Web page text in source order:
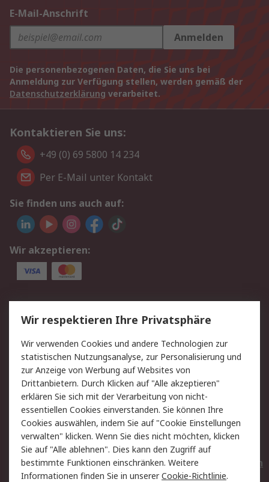
E-Mail-Anschrift
Anmelden
Die personenbezogenen Daten, die Sie uns bei
Anmeldung zur Verfügung stellen, werden gemäß der
Datenschutzerklärung verarbeitet.
Kontaktieren Sie uns:
+49 (0) 69 5800 14 234
Per E-Mail unter Kontakt
Sie finden uns auch auf:
Wir akzeptieren:
Service
Value Added Services
Lieferlösungen
Rücksendungen
Kontakt
Hilfe
Privatkunden
Rechtliches
AGB
Datenschutz
Cookie-Richtlinie
Zahlungsbedingungen
Copyright/Impressum
Entsorgung
Elektrogeräte/Batterien
Wir respektieren Ihre Privatsphäre
Wir verwenden Cookies und andere Technologien zur
statistischen Nutzungsanalyse, zur Personalisierung und
zur Anzeige von Werbung auf Websites von
Drittanbietern. Durch Klicken auf "Alle akzeptieren"
erklären Sie sich mit der Verarbeitung von nicht-
essentiellen Cookies einverstanden. Sie können Ihre
Cookies auswählen, indem Sie auf "Cookie Einstellungen
verwalten" klicken. Wenn Sie dies nicht möchten, klicken
Sie auf "Alle ablehnen". Dies kann den Zugriff auf
bestimmte Funktionen einschränken. Weitere
Informationen finden Sie in unsererCookie-Richtlinie.